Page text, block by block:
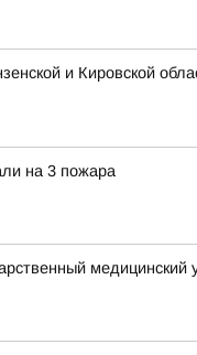
и Кировской
на 3 пожара
медицинский